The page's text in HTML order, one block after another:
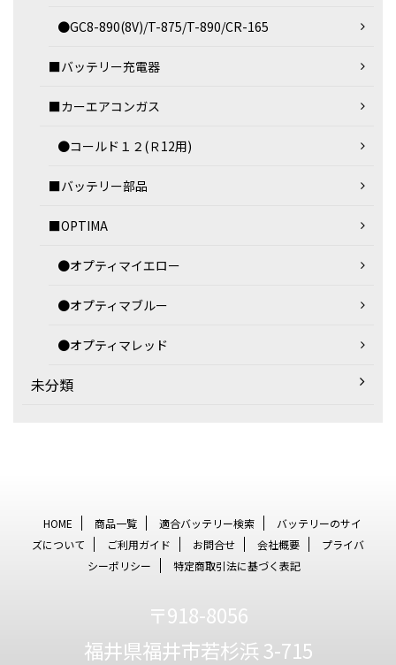
●GC8-890(8V)/T-875/T-890/CR-165
■バッテリー充電器
■カーエアコンガス
●コールド１２(Ｒ12用)
■バッテリー部品
■OPTIMA
●オプティマイエロー
●オプティマブルー
●オプティマレッド
未分類
HOME 商品一覧 適合バッテリー検索
バッテリーのサイ
ズについて
ご利用ガイド お問合せ 会社概要
プライバ
シーポリシー
特定商取引法に基づく表記
〒918-8056
福井県福井市若杉浜 3-715